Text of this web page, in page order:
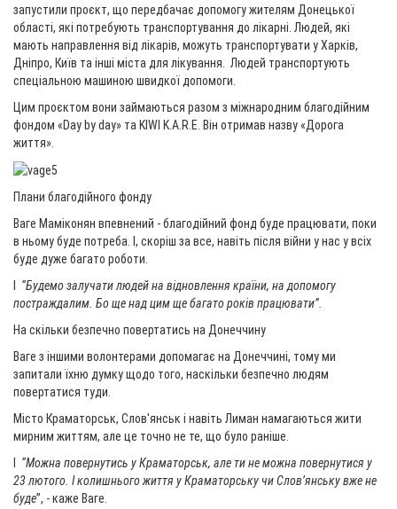
запустили проєкт, що передбачає допомогу жителям Донецької
області, які потребують транспортування до лікарні. Людей, які
мають направлення від лікарів, можуть транспортувати у Харків,
Дніпро, Київ та інші міста для лікування. Людей транспортують
спеціальною машиною швидкої допомоги.
Цим проєктом вони займаються разом з міжнародним благодійним
фондом «Day by day» та KIWI K.A.R.E. Він отримав назву «Дорога
життя».
Плани благодійного фонду
Ваге Маміконян впевнений - благодійний фонд буде працювати, поки
в ньому буде потреба. І, скоріш за все, навіть після війни у нас у всіх
буде дуже багато роботи.
“Будемо залучати людей на відновлення країни, на допомогу
постраждалим. Бо ще над цим ще багато років працювати”.
На скільки безпечно повертатись на Донеччину
Ваге з іншими волонтерами допомагає на Донеччині, тому ми
запитали їхню думку щодо того, наскільки безпечно людям
повертатися туди.
Місто Краматорськ, Слов'янськ і навіть Лиман намагаються жити
мирним життям, але це точно не те, що було раніше.
“Можна повернутись у Краматорськ, але ти не можна повернутися у
23 лютого. І колишнього життя у Краматорську чи Слов’янську вже не
буде”, - каже Ваге.